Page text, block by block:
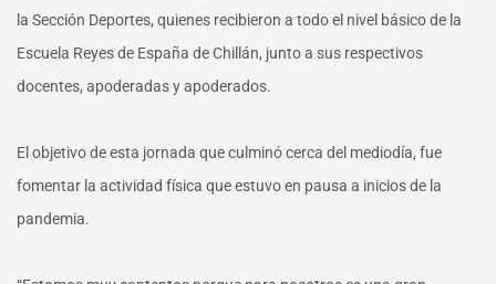
Escuela
de
España
la Sección Deportes, quienes recibieron a todo el nivel básico de la
Escuela Reyes de España de Chillán, junto a sus respectivos
docentes, apoderadas y apoderados.
El objetivo de esta jornada que culminó cerca del mediodía, fue
fomentar la actividad física que estuvo en pausa a inicios de la
pandemia.